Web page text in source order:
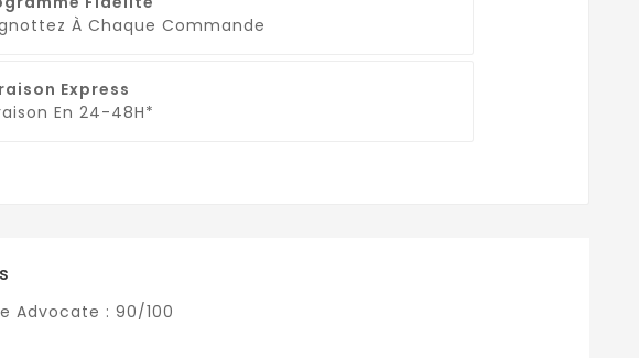
À Chaque Commande
Express
En 24-48H*
Advocate :90/100